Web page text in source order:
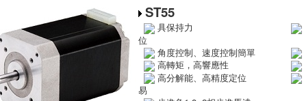
ST55
具保持力
位
角度控制、速度控制簡單
高轉矩，高響應性
高分解能、高精度定位
易